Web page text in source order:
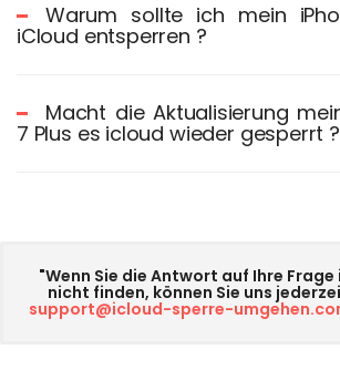
Warum sollte ich mein
iCloud entsperren ?
Macht die Aktualisierung
7 Plus es icloud wieder gesperrt ?
"Wenn Sie die Antwort auf Ihre Frage
nicht finden, können Sie uns
support@icloud-sperre-